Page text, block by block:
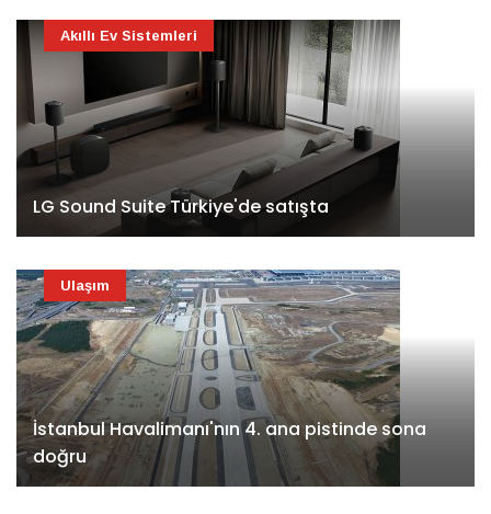
LG Sound Suite Türkiye'de satışta
Akıllı Ev Sistemleri
İstanbul Havalimanı'nın 4. ana pistinde sona
doğru
Ulaşım